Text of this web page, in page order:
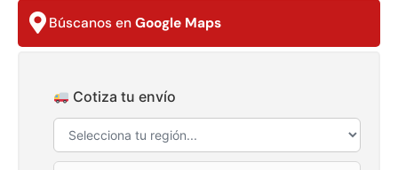
Búscanos en Google Maps
Cotiza tu envío